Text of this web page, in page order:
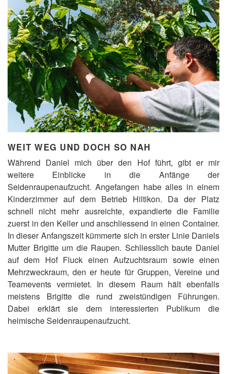
WEIT WEG UND DOCH SO NAH
Während Daniel mich über den Hof führt, gibt er mir
weitere Einblicke in die Anfänge der
Seidenraupenaufzucht. Angefangen habe alles in einem
Kinderzimmer auf dem Betrieb Hiltikon. Da der Platz
schnell nicht mehr ausreichte, expandierte die Familie
zuerst in den Keller und anschliessend in einen Container.
In dieser Anfangszeit kümmerte sich in erster Linie Daniels
Mutter Brigitte um die Raupen. Schliesslich baute Daniel
auf dem Hof Fluck einen Aufzuchtsraum sowie einen
Mehrzweckraum, den er heute für Gruppen, Vereine und
Teamevents vermietet. In diesem Raum hält ebenfalls
meistens Brigitte die rund zweistündigen Führungen.
Dabei erklärt sie dem interessierten Publikum die
heimische Seidenraupenaufzucht.